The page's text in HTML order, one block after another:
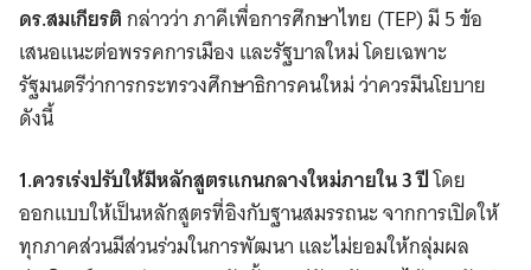
ดร.สมเกียรติกล่าวว่า ภาคีเพื่อการศึกษาไทย (TEP) มี 5 ข้อ
เสนอแนะต่อพรรคการเมือง และรัฐบาลใหม่ โดยเฉพาะ
รัฐมนตรีว่าการกระทรวงศึกษาธิการคนใหม่ ว่าควรมีนโยบาย
ดังนี้
1.ควรเร่งปรับให้มีหลักสูตรแกนกลางใหม่ภายใน 3 ปีโดย
ออกแบบให้เป็นหลักสูตรที่อิงกับฐานสมรรถนะ จากการเปิดให้
ทุกภาคส่วนมีส่วนร่วมในการพัฒนา และไม่ยอมให้กลุ่มผล